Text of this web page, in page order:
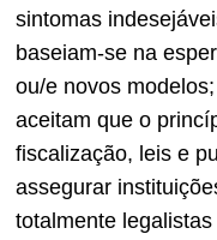
sintomas
baseiam-se na
ou/e novos
aceitam que o
fiscalização, leis e
assegurar
totalmente